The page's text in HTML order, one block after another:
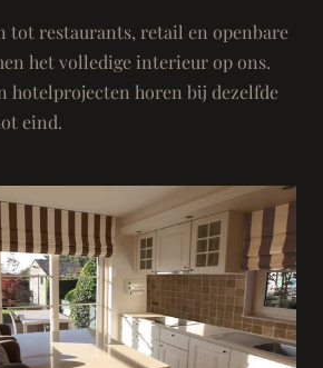
tot restaurants, retail en openbare
het volledige interieur op ons.
hotelprojecten horen bij dezelfde
eind.